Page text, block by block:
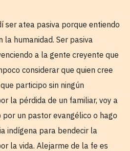
ser atea pasiva porque entiendo
la humanidad. Ser pasiva
a la gente creyente que
considerar que quien cree
participo sin ningún
la pérdida de un familiar, voy a
un pastor evangélico o hago
indígena para bendecir la
la vida. Alejarme de la fe es